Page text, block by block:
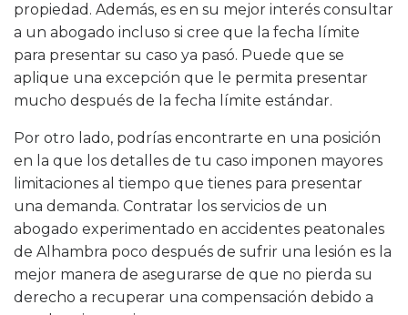
propiedad. Además, es en su mejor interés consultar
a un abogado incluso si cree que la fecha límite
para presentar su caso ya pasó. Puede que se
aplique una excepción que le permita presentar
mucho después de la fecha límite estándar.
Por otro lado, podrías encontrarte en una posición
en la que los detalles de tu caso imponen mayores
limitaciones al tiempo que tienes para presentar
una demanda. Contratar los servicios de un
abogado experimentado en accidentes peatonales
de Alhambra poco después de sufrir una lesión es la
mejor manera de asegurarse de que no pierda su
derecho a recuperar una compensación debido a